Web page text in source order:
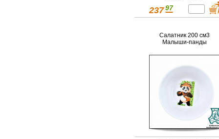
237 97
Салатник 200 см3
Малыши-панды